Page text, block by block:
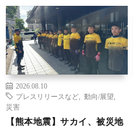
2026.08.10
プレスリリースなど
動向/展望
災害
【熊本地震】サカイ、被災地